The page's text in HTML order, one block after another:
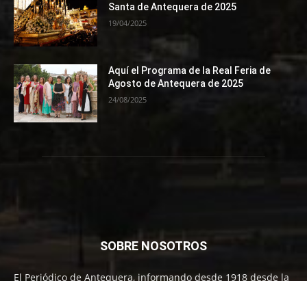
Santa de Antequera de 2025
19/04/2025
Aquí el Programa de la Real Feria de
Agosto de Antequera de 2025
24/08/2025
SOBRE NOSOTROS
El Periódico de Antequera, informando desde 1918 desde la